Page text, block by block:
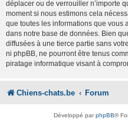
déplacer ou de verrouiller n’importe
moment si nous estimons cela
que toutes les informations que vous
dans notre base de données. Bien
diffusées à une tierce partie sans
ni phpBB, ne pourront être tenus
piratage informatique visant à
Chiens-chats.be Forum
Développé parphpBB®